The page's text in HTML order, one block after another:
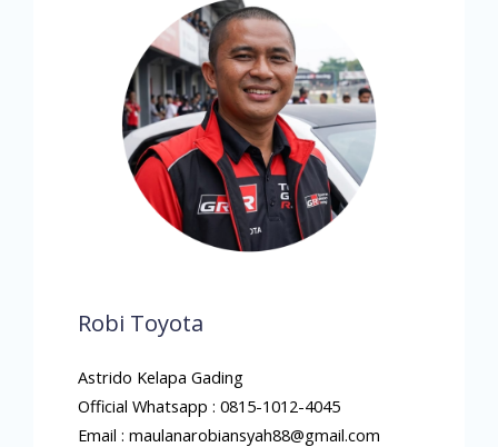
Robi Toyota
Astrido Kelapa Gading
Official Whatsapp : 0815-1012-4045
Email : maulanarobiansyah88@gmail.com